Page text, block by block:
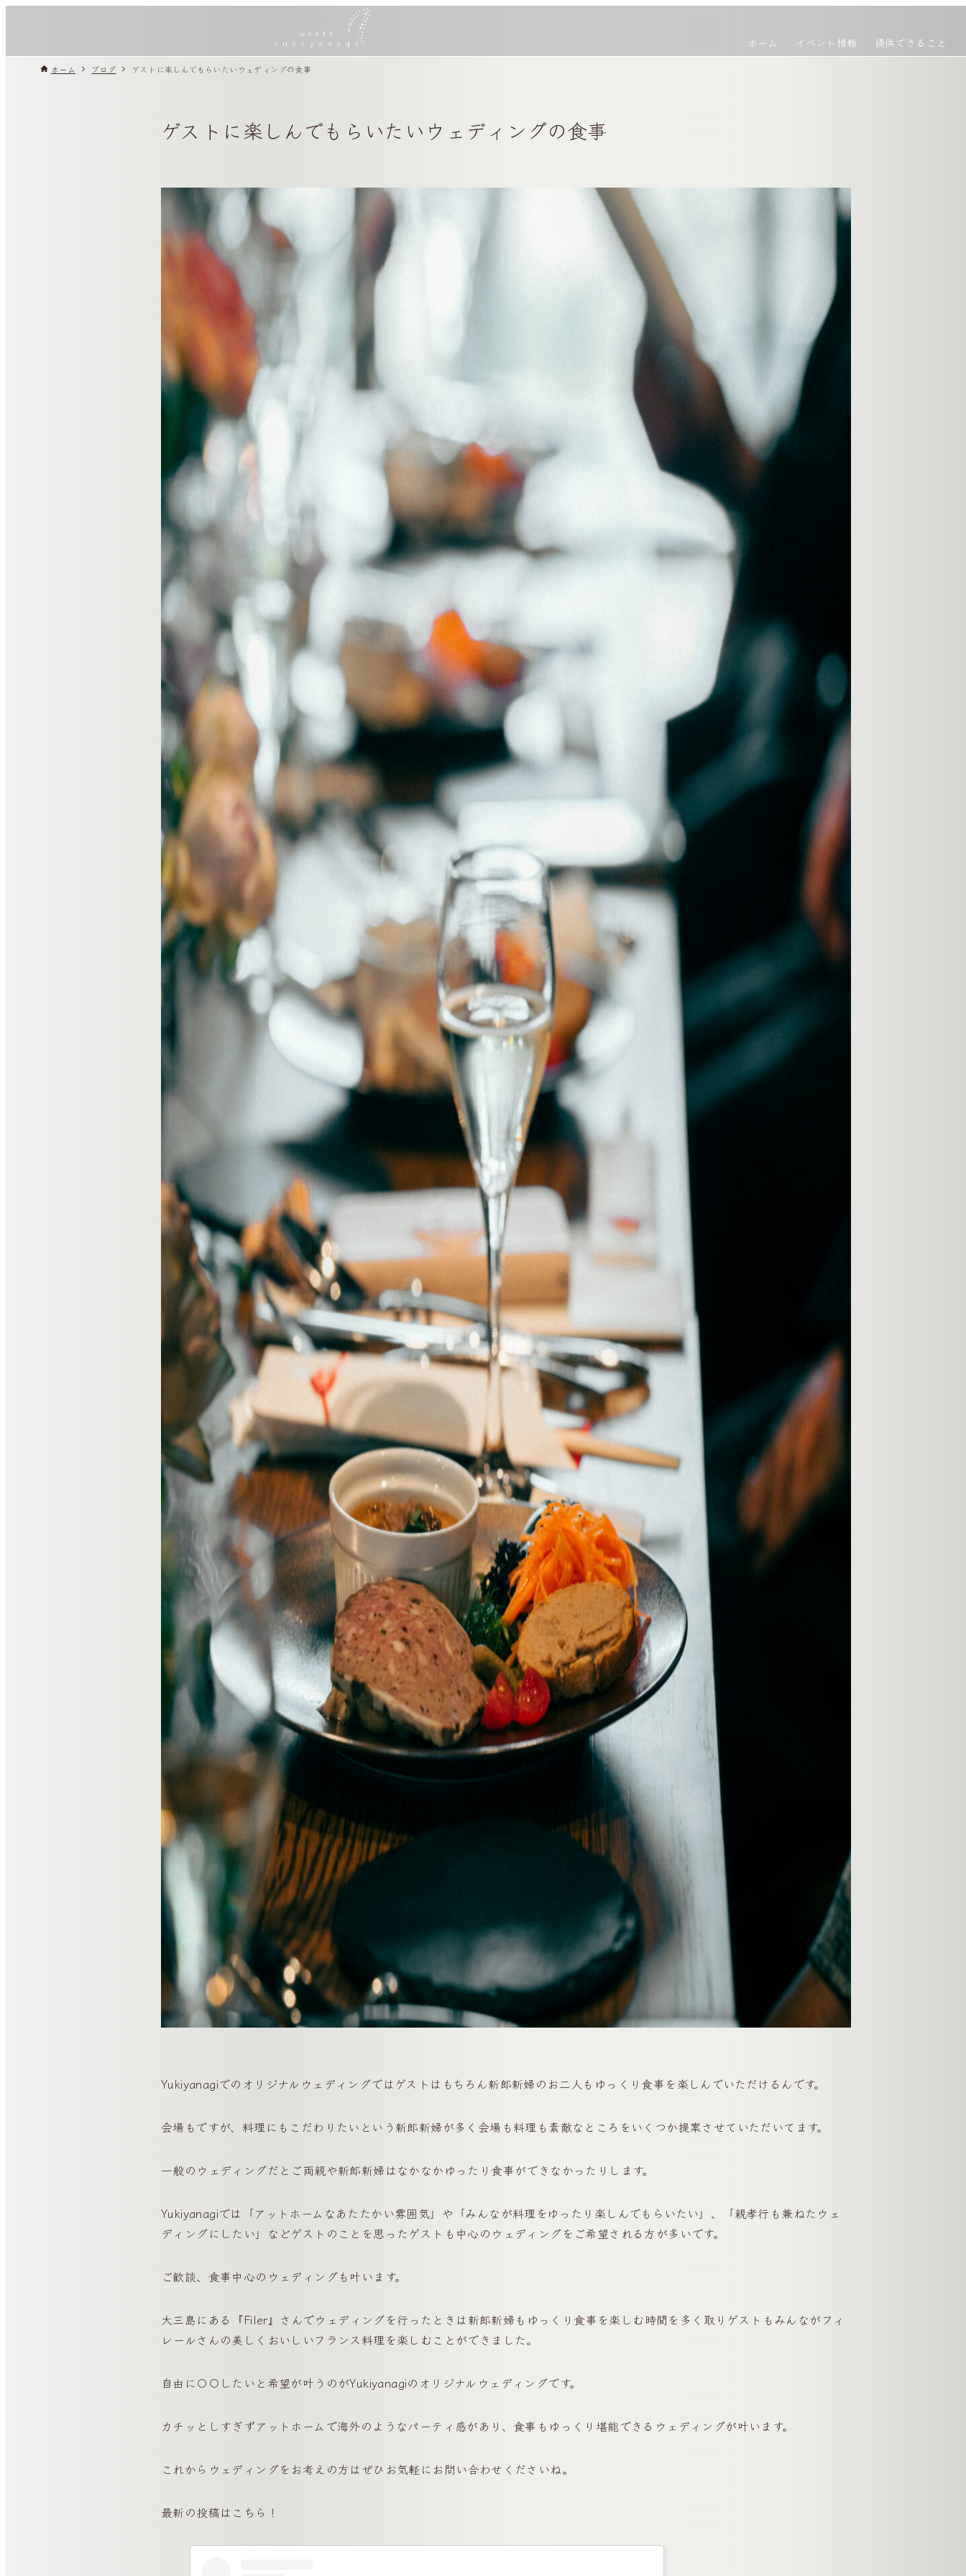
ホーム イベント情報 提供できること
ホーム ブログ ゲストに楽しんでもらいたいウェディングの食事
ゲストに楽しんでもらいたいウェディングの食事
Yukiyanagiでのオリジナルウェディングではゲストはもちろん新郎新婦のお二人もゆっくり食事を楽しんでいただけるんです。
会場もですが、料理にもこだわりたいという新郎新婦が多く会場も料理も素敵なところをいくつか提案させていただいてます。
一般のウェディングだとご両親や新郎新婦はなかなかゆったり食事ができなかったりします。
Yukiyanagiでは「アットホームなあたたかい雰囲気」や「みんなが料理をゆったり楽しんでもらいたい」、「親孝行も兼ねたウェ
ディングにしたい」などゲストのことを思ったゲストも中心のウェディングをご希望される方が多いです。
ご歓談、食事中心のウェディングも叶います。
大三島にある『Filer』さんでウェディングを行ったときは新郎新婦もゆっくり食事を楽しむ時間を多く取りゲストもみんながフィ
レールさんの美しくおいしいフランス料理を楽しむことができました。
自由に〇〇したいと希望が叶うのがYukiyanagiのオリジナルウェディングです。
カチッとしすぎずアットホームで海外のようなパーティ感があり、食事もゆっくり堪能できるウェディングが叶います。
これからウェディングをお考えの方はぜひお気軽にお問い合わせくださいね。
最新の投稿はこちら！